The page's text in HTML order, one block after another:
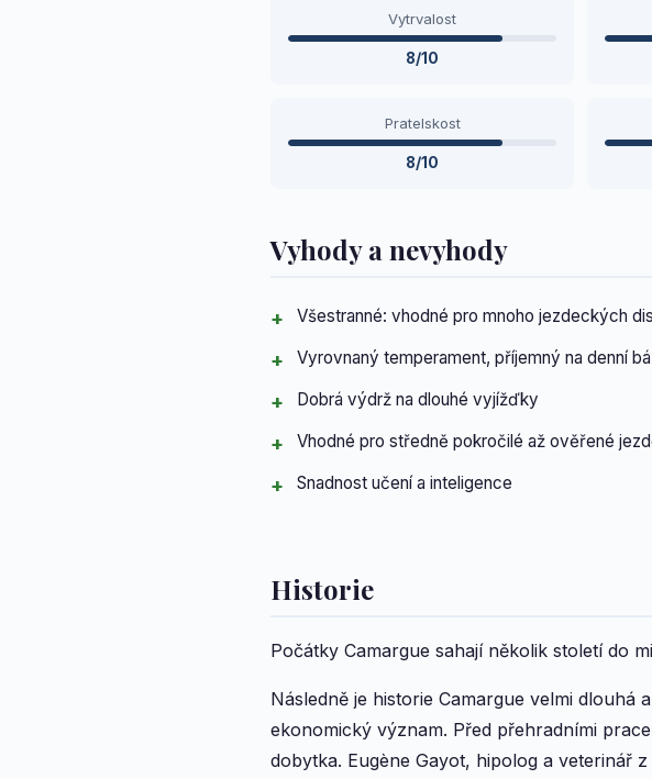
Vytrvalost
8/10
Pratelskost
8/10
Vyhody a nevyhody
Všestranné: vhodné pro mnoho jezdeckých
Vyrovnaný temperament, příjemný na denní
Dobrá výdrž na dlouhé vyjížďky
Vhodné pro středně pokročilé až ověřené
Snadnost učení a inteligence
Historie
Počátky Camargue sahají několik století do
Následně je historie Camargue velmi dlouhá
ekonomický význam. Před přehradními
dobytka. Eugène Gayot, hipolog a veterinář